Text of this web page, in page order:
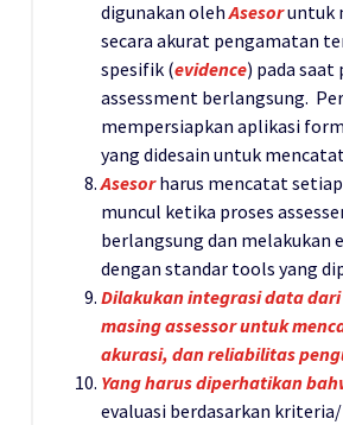
digunakan olehAsesoruntuk
secara akurat pengamatan
spesifik (evidence) pada
assessment berlangsung.
mempersiapkan aplikasi
yang didesain untuk mencatat
Asesorharus mencatat
muncul ketika proses
berlangsung dan melakukan
dengan standar tools yang
Dilakukan integrasi data
masing assessor untuk
akurasi, dan reliabilitas
Yang harus diperhatikan
evaluasi berdasarkan